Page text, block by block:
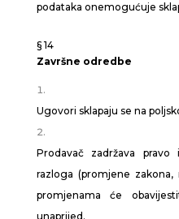
podataka onemogućuje
§ 14
Završne odredbe
Ugovori sklapaju se na
Prodavač zadržava
razloga (promjene
promjenama će
unaprijed.